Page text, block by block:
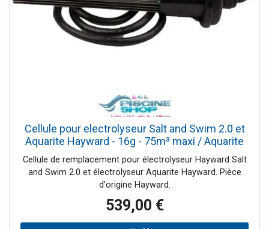
Cellule pour electrolyseur Salt and Swim 2.0 et
Aquarite Hayward - 16g - 75m³ maxi / Aquarite
Cellule de remplacement pour électrolyseur Hayward Salt
and Swim 2.0 et électrolyseur Aquarite Hayward. Pièce
d'origine Hayward.
539,00 €